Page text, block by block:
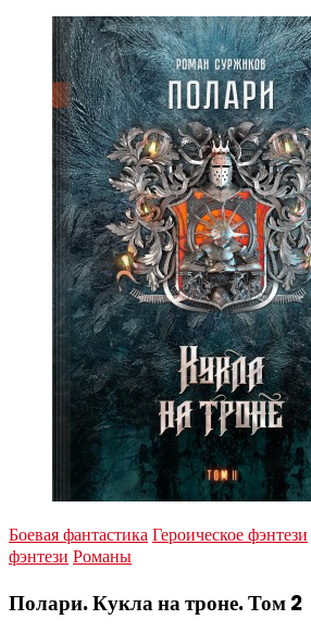
Боевая фантастика Героическое фэнтези
фэнтези Романы
Полари. Кукла на троне. Том 2